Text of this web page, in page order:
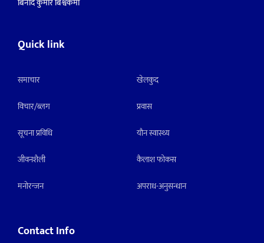
Quick link
समाचार
विचार/ब्लग
सूचना प्रविधि
जीवनशैली
मनाेरन्जन
खेलकुद
प्रवास
याैन स्वास्थ्य
कैलाश फोकस
अपराध-अनुसन्धान
Contact Info